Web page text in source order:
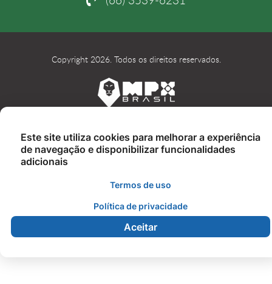
Copyright 2026. Todos os direitos reservados.
Este site utiliza cookies para melhorar a experiência
de navegação e disponibilizar funcionalidades
adicionais
Termos de uso
Política de privacidade
Aceitar